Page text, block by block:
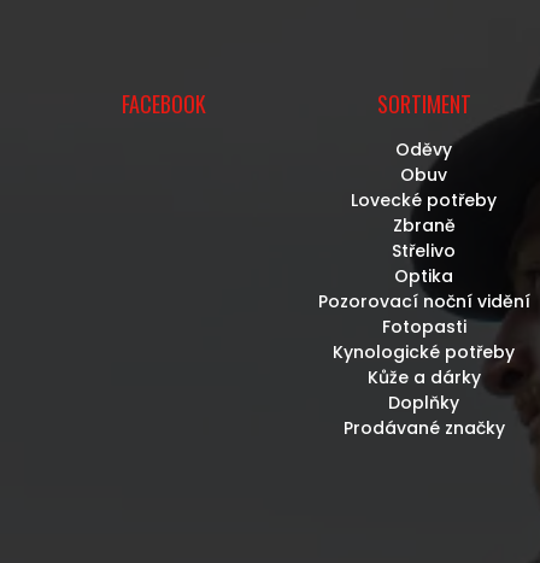
FACEBOOK SORTIMENT
Oděvy
Obuv
Lovecké potřeby
Zbraně
Střelivo
Optika
Pozorovací noční vidění
Fotopasti
Kynologické potřeby
Kůže a dárky
Doplňky
Prodávané značky